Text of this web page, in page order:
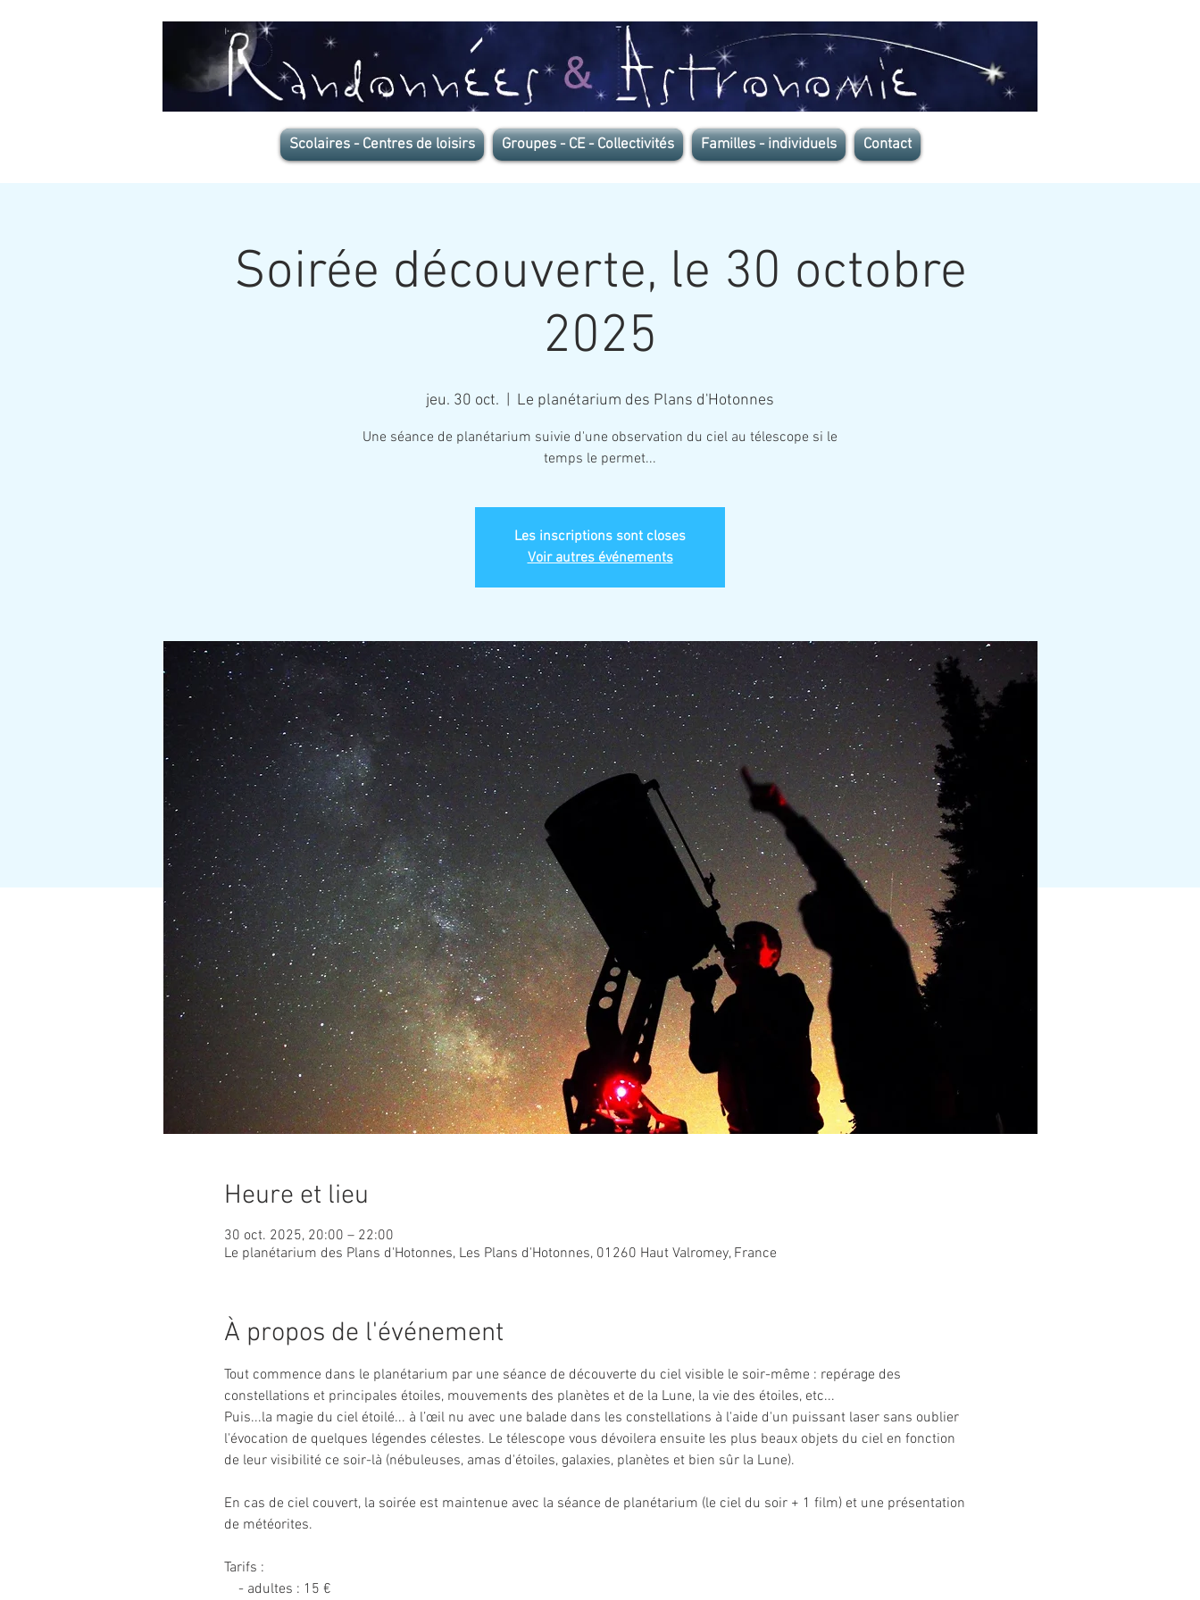
Scolaires - Centres de loisirs Groupes - CE - Collectivités Familles - individuels Contact
Soirée découverte, le 30 octobre
2025
jeu. 30 oct. Le planétarium des Plans d'Hotonnes
Une séance de planétarium suivie d'une observation du ciel au télescope si le
temps le permet...
Les inscriptions sont closes
Voir autres événements
Heure et lieu
30 oct. 2025, 20:00 – 22:00
Le planétarium des Plans d'Hotonnes, Les Plans d'Hotonnes, 01260 Haut Valromey, France
À propos de l'événement
Tout commence dans le planétarium par une séance de découverte du ciel visible le soir-même : repérage des
constellations et principales étoiles, mouvements des planètes et de la Lune, la vie des étoiles, etc...
Puis...la magie du ciel étoilé... à l’œil nu avec une balade dans les constellations à l'aide d'un puissant laser sans oublier
l'évocation de quelques légendes célestes. Le télescope vous dévoilera ensuite les plus beaux objets du ciel en fonction
de leur visibilité ce soir-là (nébuleuses, amas d'étoiles, galaxies, planètes et bien sûr la Lune).
En cas de ciel couvert, la soirée est maintenue avec la séance de planétarium (le ciel du soir + 1 film) et une présentation
de météorites.
Tarifs :
- adultes : 15 €